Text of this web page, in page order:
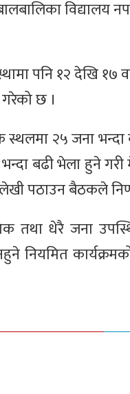
विद्यालय
पनि १२ देखि १७
छ ।
२५ जना
बढी भेला हुने
लेखी पठाउन बैठकले
तथा धेरै जना
नियमित